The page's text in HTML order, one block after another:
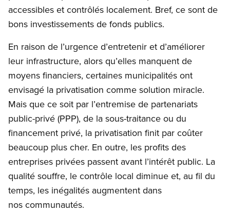
accessibles et contrôlés localement. Bref, ce sont de
bons investissements de fonds publics.
En raison de l’urgence d’entretenir et d’améliorer
leur infrastructure, alors qu’elles manquent de
moyens financiers, certaines municipalités ont
envisagé la privatisation comme solution miracle.
Mais que ce soit par l’entremise de partenariats
public-privé (PPP), de la sous-traitance ou du
financement privé, la privatisation finit par coûter
beaucoup plus cher. En outre, les profits des
entreprises privées passent avant l’intérêt public. La
qualité souffre, le contrôle local diminue et, au fil du
temps, les inégalités augmentent dans
nos communautés.